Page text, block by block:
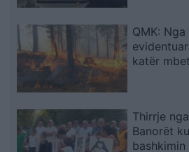
QMK:
katër
Thirrje
Banorët
bashkimin